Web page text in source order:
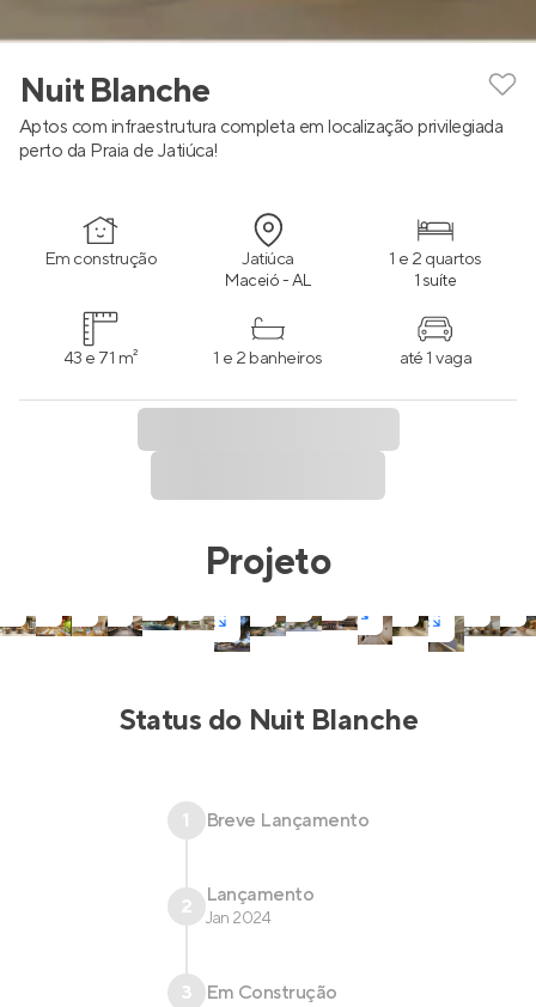
Nuit Blanche
Aptos com infraestrutura completa em localização privilegiada
perto da Praia de Jatiúca!
Em construção Jatiúca
Maceió - AL
1 e 2 quartos
1 suíte
43 e 71 m² 1 e 2 banheiros até 1 vaga
Projeto
Status do Nuit Blanche
1 Breve Lançamento
2 Lançamento
Jan 2024
3 Em Construção